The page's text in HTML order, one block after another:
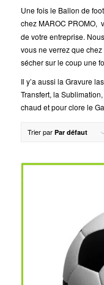
Une fois le Ballon de
chez MAROC PROMO,
de votre entreprise.
vous ne verrez que chez
sécher sur le coup une
Il y’a aussi la Gravure
Transfert, la
chaud et pour clore le
Trier par Par défaut